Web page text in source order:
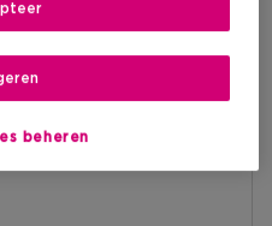
fabrikant
beheren